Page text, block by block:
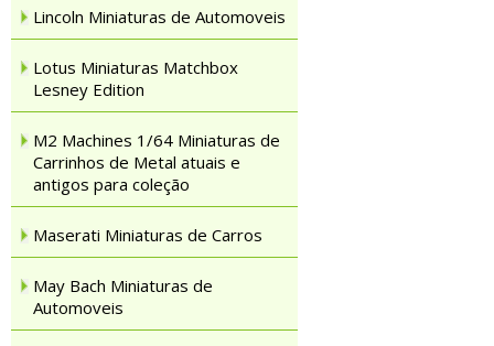
Lincoln Miniaturas de Automoveis
Lotus Miniaturas Matchbox
Lesney Edition
M2 Machines 1/64 Miniaturas de
Carrinhos de Metal atuais e
antigos para coleção
Maserati Miniaturas de Carros
May Bach Miniaturas de
Automoveis